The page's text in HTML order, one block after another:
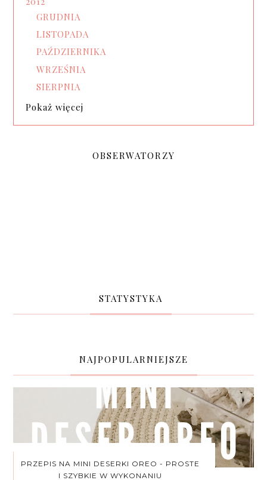
GRUDNIA
LISTOPADA
PAŹDZIERNIKA
WRZEŚNIA
SIERPNIA
Pokaż więcej
OBSERWATORZY
STATYSTYKA
NAJPOPULARNIEJSZE
PRZEPIS NA MINI DESERKI OREO - PROSTE
I SZYBKIE W WYKONANIU